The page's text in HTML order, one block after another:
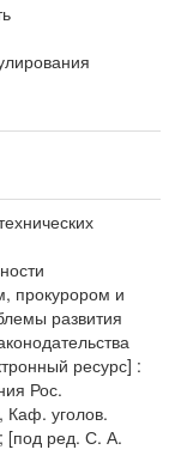
прокурором и
развития
ресурс] :
Рос.
Каф. уголов.
[под ред. С. А.